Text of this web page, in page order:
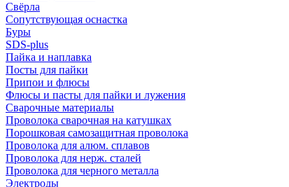
Свёрла
Сопутствующая оснастка
Буры
SDS-plus
Пайка и наплавка
Посты для пайки
Припои и флюсы
Флюсы и пасты для пайки и лужения
Сварочные материалы
Проволока сварочная на катушках
Порошковая самозащитная проволока
Проволока для алюм. сплавов
Проволока для нерж. сталей
Проволока для черного металла
Электроды